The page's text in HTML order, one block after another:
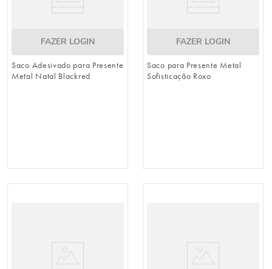
FAZER LOGIN
Saco Adesivado para Presente
Metal Natal Blackred
FAZER LOGIN
Saco para Presente Metal
Sofisticação Roxo